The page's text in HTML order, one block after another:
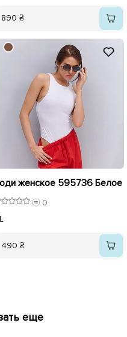
890 ₴
женское 595736 Белое
0
L
490 ₴
еще